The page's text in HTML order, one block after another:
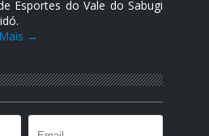
Esportes do Vale do Sabugi
→